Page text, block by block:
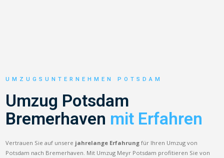
UMZUGSUNTERNEHMEN POTSDAM
Umzug Potsdam
Bremerhaven mit Erfahren
Vertrauen Sie auf unsere jahrelange Erfahrung für Ihren Umzug von
Potsdam nach Bremerhaven. Mit Umzug Meyr Potsdam profitieren Sie von